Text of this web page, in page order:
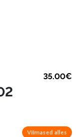
35.00€
Viimased alles